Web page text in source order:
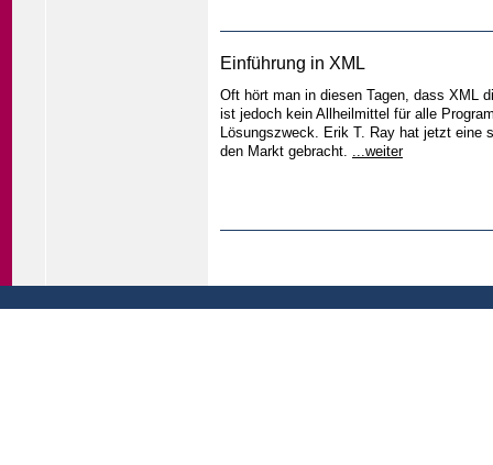
Einführung in XML
Oft hört man in diesen Tagen, dass XML
ist jedoch kein Allheilmittel für alle
Lösungszweck. Erik T. Ray hat jetzt eine
den Markt gebracht. ...weiter